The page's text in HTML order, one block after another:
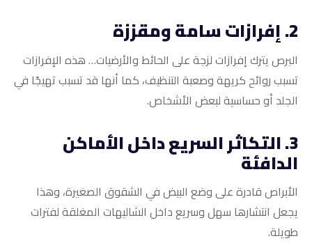
2. إفرازات سامة ومقززة
البرص يترك إفرازات لزجة على الحائط والأرضيات… هذه الإفرازات
تسبب روائح كريهة وصعبة التنظيف، كما أنها قد تسبب تهيجًا في
الجلد أو حساسية لبعض الأشخاص.
3. التكاثر السريع داخل الأماكن
الدافئة
الأبراص قادرة على وضع البيض في الشقوق الصغيرة، وهذا
يجعل انتشارها سهل وسريع داخل الشاليهات المغلقة لفترات
طويلة.